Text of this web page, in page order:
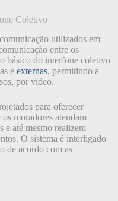
Coletivo
utilizados em
entre os
básico do interfone coletivo
e externas, permitindo a
por vídeo.
para oferecer
moradores atendam
e até mesmo realizem
O sistema é interligado
de acordo com as